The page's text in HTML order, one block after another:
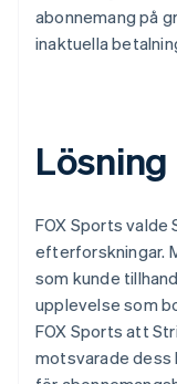
abonnemang på
inaktuella
Lösning
FOX Sports
efterforskningar.
som kunde
upplevelse som
FOX Sports att
motsvarade dess